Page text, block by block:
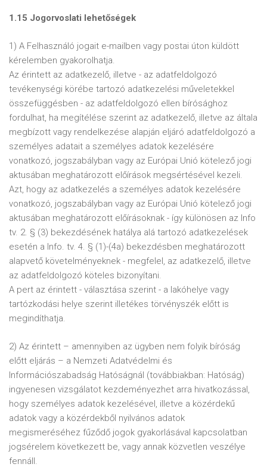
1.15 Jogorvoslati lehetőségek
1) A Felhasználó jogait e-mailben vagy postai úton küldött
kérelemben gyakorolhatja.
Az érintett az adatkezelő, illetve - az adatfeldolgozó
tevékenységi körébe tartozó adatkezelési műveletekkel
összefüggésben - az adatfeldolgozó ellen bírósághoz
fordulhat, ha megítélése szerint az adatkezelő, illetve az általa
megbízott vagy rendelkezése alapján eljáró adatfeldolgozó a
személyes adatait a személyes adatok kezelésére
vonatkozó, jogszabályban vagy az Európai Unió kötelező jogi
aktusában meghatározott előírások megsértésével kezeli.
Azt, hogy az adatkezelés a személyes adatok kezelésére
vonatkozó, jogszabályban vagy az Európai Unió kötelező jogi
aktusában meghatározott előírásoknak - így különösen az Info
tv. 2. § (3) bekezdésének hatálya alá tartozó adatkezelések
esetén a Info. tv. 4. § (1)-(4a) bekezdésben meghatározott
alapvető követelményeknek - megfelel, az adatkezelő, illetve
az adatfeldolgozó köteles bizonyítani.
A pert az érintett - választása szerint - a lakóhelye vagy
tartózkodási helye szerint illetékes törvényszék előtt is
megindíthatja.
2) Az érintett – amennyiben az ügyben nem folyik bíróság
előtt eljárás – a Nemzeti Adatvédelmi és
Információszabadság Hatóságnál (továbbiakban: Hatóság)
ingyenesen vizsgálatot kezdeményezhet arra hivatkozással,
hogy személyes adatok kezelésével, illetve a közérdekű
adatok vagy a közérdekből nyilvános adatok
megismeréséhez fűződő jogok gyakorlásával kapcsolatban
jogsérelem következett be, vagy annak közvetlen veszélye
fennáll.